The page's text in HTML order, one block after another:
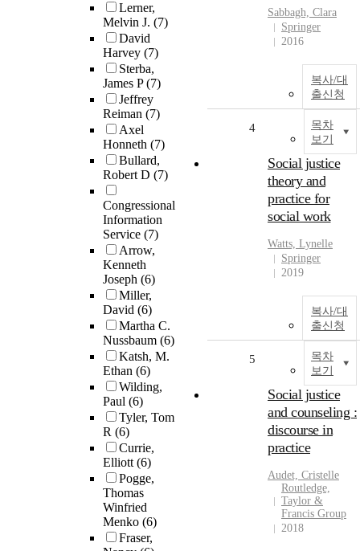
Lerner,
Melvin J. (7)
David
Harvey (7)
Sterba,
James P(7)
Jeffrey
Reiman (7)
Axel
Honneth (7)
Bullard,
Robert D (7)
Congressional
Information
Service (7)
Arrow,
Kenneth
Joseph (6)
Miller,
David (6)
Martha C.
Nussbaum (6)
Katsh, M.
Ethan (6)
Wilding,
Paul (6)
Tyler, Tom
R (6)
Currie,
Elliott(6)
Pogge,
Thomas
Winfried
Menko (6)
Fraser,
Sabbagh, Clara
Springer
2016
복사/대
출신청
목차
보기
4
Social justice
theory and
practice for
social work
Watts, Lynelle
Springer
2019
복사/대
출신청
목차
보기
5
Social justice
and counseling :
discourse in
practice
Audet, Cristelle
Routledge,
Taylor &
Francis Group
2018